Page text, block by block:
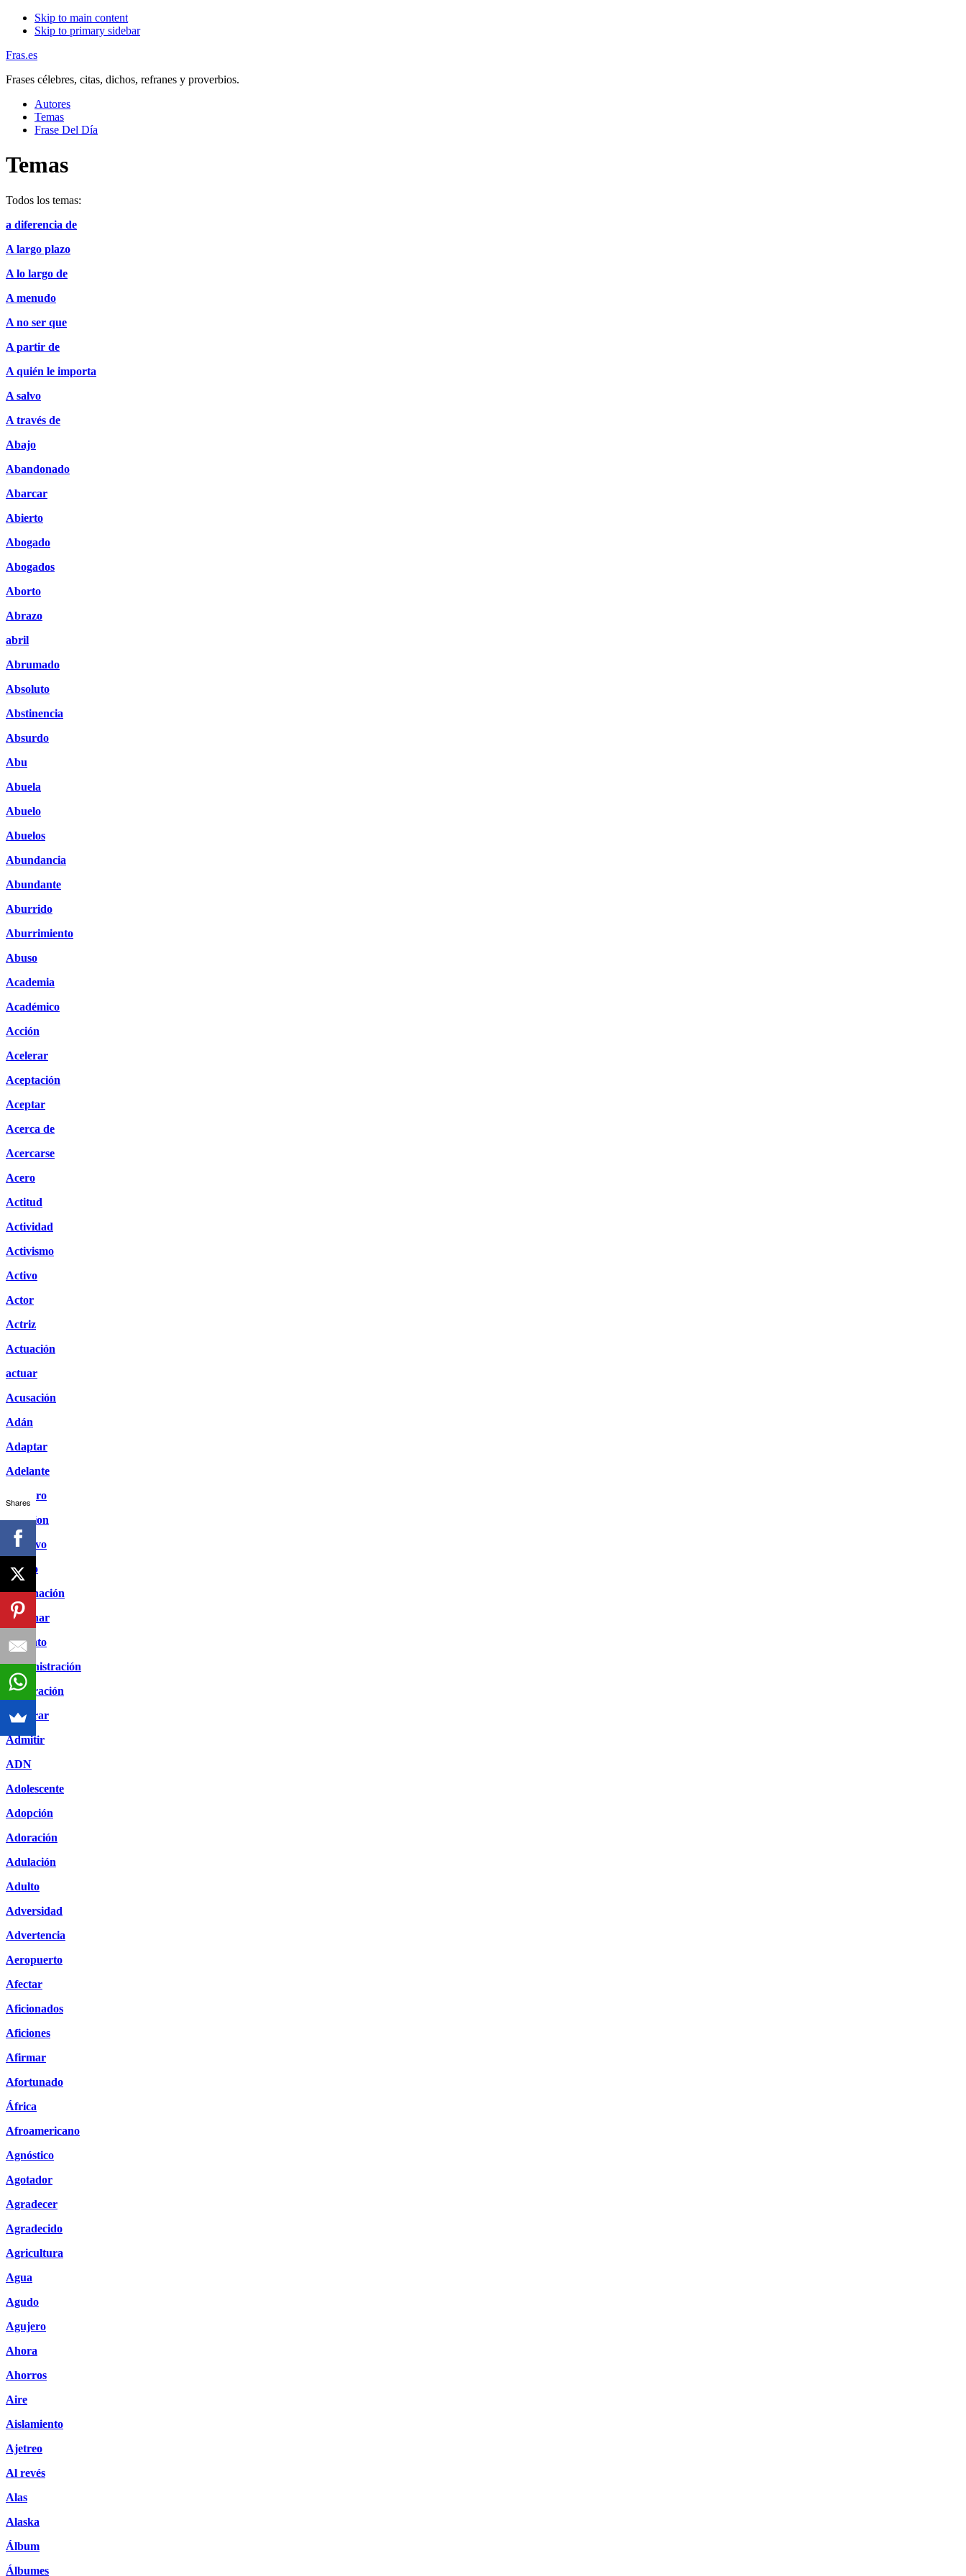
Skip to main content
Skip to primary sidebar
Fras.es
Frases célebres, citas, dichos, refranes y proverbios.
Autores
Temas
Frase Del Día
Temas
Todos los temas:
a diferencia de
A largo plazo
A lo largo de
A menudo
A no ser que
A partir de
A quién le importa
A salvo
A través de
Abajo
Abandonado
Abarcar
Abierto
Abogado
Abogados
Aborto
Abrazo
abril
Abrumado
Absoluto
Abstinencia
Absurdo
Abu
Abuela
Abuelo
Abuelos
Abundancia
Abundante
Aburrido
Aburrimiento
Abuso
Academia
Académico
Acción
Acelerar
Aceptación
Aceptar
Acerca de
Acercarse
Acero
Actitud
Actividad
Activismo
Activo
Actor
Actriz
Actuación
actuar
Acusación
Adán
Adaptar
Adelante
Adentro
Adiccion
Adictivo
Adicto
Adivinación
Adivinar
Adjunto
Administración
Admiración
Admirar
Admitir
ADN
Adolescente
Adopción
Adoración
Adulación
Adulto
Adversidad
Advertencia
Aeropuerto
Afectar
Aficionados
Aficiones
Afirmar
Afortunado
África
Afroamericano
Agnóstico
Agotador
Agradecer
Agradecido
Agricultura
Agua
Agudo
Agujero
Ahora
Ahorros
Aire
Aislamiento
Ajetreo
Al revés
Alas
Alaska
Álbum
Álbumes
Shares